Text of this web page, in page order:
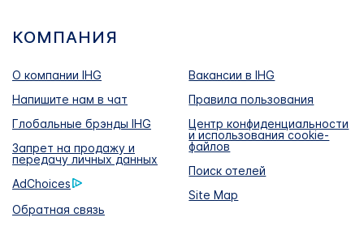
КОМПАНИЯ
О компании IHG
Вакансии в IHG
Напишите нам в чат
Правила пользования
Глобальные брэнды IHG
Центр конфиденциальности
и использования cookie-
файлов
Запрет на продажу и
передачу личных данных
Поиск отелей
AdChoices
Site Map
Обратная связь